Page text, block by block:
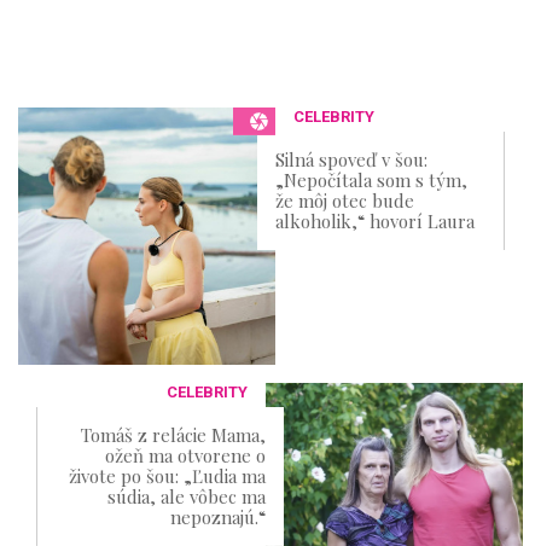
CELEBRITY
Silná spoveď v šou:
„Nepočítala som s tým,
že môj otec bude
alkoholik,“ hovorí Laura
CELEBRITY
Tomáš z relácie Mama,
ožeň ma otvorene o
živote po šou: „Ľudia ma
súdia, ale vôbec ma
nepoznajú.“